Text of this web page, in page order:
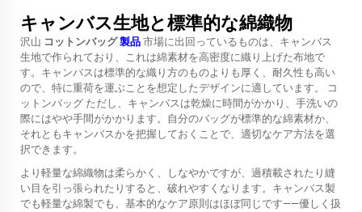
キャンバス生地と標準的な綿織物
沢山 コットンバッグ製品 市場に出回っているものは、キャンバス
生地で作られており、これは綿素材を高密度に織り上げた布地で
す。キャンバスは標準的な織り方のものよりも厚く、耐久性も高い
ので、特に重荷を運ぶことを想定したデザインに適しています。
コ
ットンバッグ ただし、キャンバスは乾燥に時間がかかり、手洗いの
際にはやや手間がかかります。自分のバッグが標準的な綿素材か、
それともキャンバスかを把握しておくことで、適切なケア方法を選
択できます。
より軽量な綿織物は柔らかく、しなやかですが、過積載されたり縫
い目を引っ張られたりすると、破れやすくなります。キャンバス製
でも軽量な綿製でも、基本的なケア原則はほぼ同じです——優しく扱